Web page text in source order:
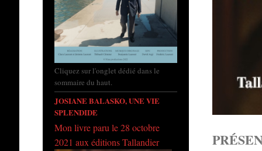
Cliquez sur l'onglet dédié dans le
sommaire du haut.
JOSIANE BALASKO, UNE VIE
SPLENDIDE
Mon livre paru le 28 octobre
2021 aux éditions Tallandier